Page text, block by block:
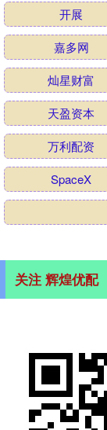
开展
嘉多网
灿星财富
天盈资本
万利配资
SpaceX
关注 辉煌优配